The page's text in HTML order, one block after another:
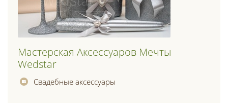
Мастерская Аксессуаров Мечты
Wedstar
Свадебные аксессуары